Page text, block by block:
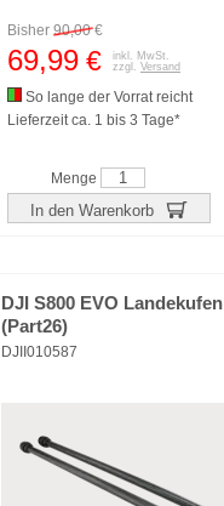
Bisher 90,00€
69,99 €
inkl. MwSt.
zzgl. Versand
So lange der Vorrat reicht
Lieferzeit ca. 1 bis 3 Tage*
Menge
In den Warenkorb
DJI S800 EVO Landekufen
(Part26)
DJII010587